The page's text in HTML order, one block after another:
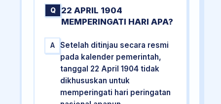
Q
22 APRIL 1904
MEMPERINGATI HARI APA?
A
Setelah ditinjau secara resmi
pada kalender pemerintah,
tanggal 22 April 1904 tidak
dikhususkan untuk
memperingati hari peringatan